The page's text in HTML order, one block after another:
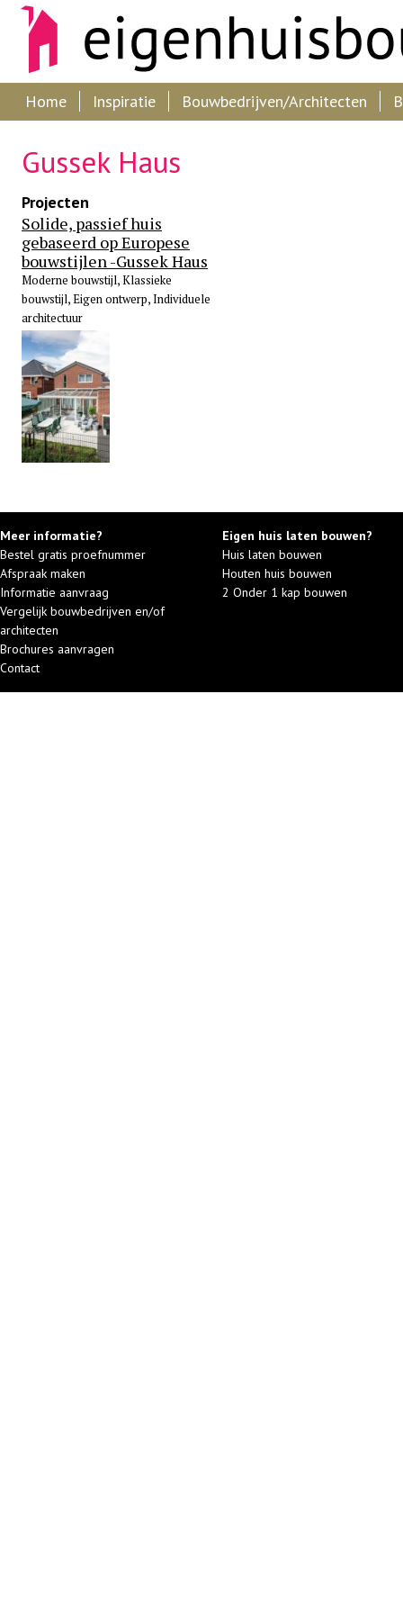
Home Inspiratie Bouwbedrijven/Architecten
Gussek Haus
Projecten
Solide, passief huis
gebaseerd op Europese
bouwstijlen -Gussek Haus
Moderne bouwstijl, Klassieke
bouwstijl, Eigen ontwerp, Individuele
architectuur
Meer informatie?
Bestel gratis proefnummer
Afspraak maken
Informatie aanvraag
Vergelijk bouwbedrijven en/of
architecten
Brochures aanvragen
Contact
Eigen huis laten bouwen?
Huis laten bouwen
Houten huis bouwen
2 Onder 1 kap bouwen